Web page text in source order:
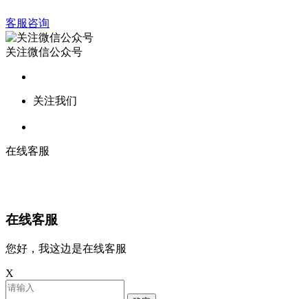
客服咨询
关注微信公众号
关注我们
在线客服
在线客服
您好，我这边是在线客服
X